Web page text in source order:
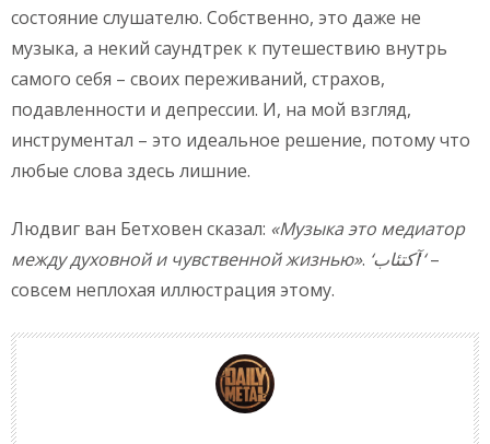
состояние слушателю. Собственно, это даже не
музыка, а некий саундтрек к путешествию внутрь
самого себя – своих переживаний, страхов,
подавленности и депрессии. И, на мой взгляд,
инструментал – это идеальное решение, потому что
любые слова здесь лишние.
Людвиг ван Бетховен сказал: «Музыка это медиатор
между духовной и чувственной жизнью». ‘آكتئاب‘‘–
совсем неплохая иллюстрация этому.